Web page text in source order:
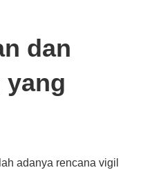
dan
yang
adanya rencana vigil